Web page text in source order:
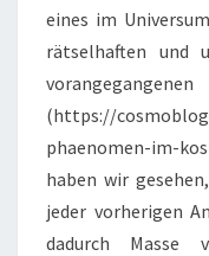
eines im
rätselhaften und
(https://
phaenomen-im-
haben wir
jeder vorherigen
dadurch Masse